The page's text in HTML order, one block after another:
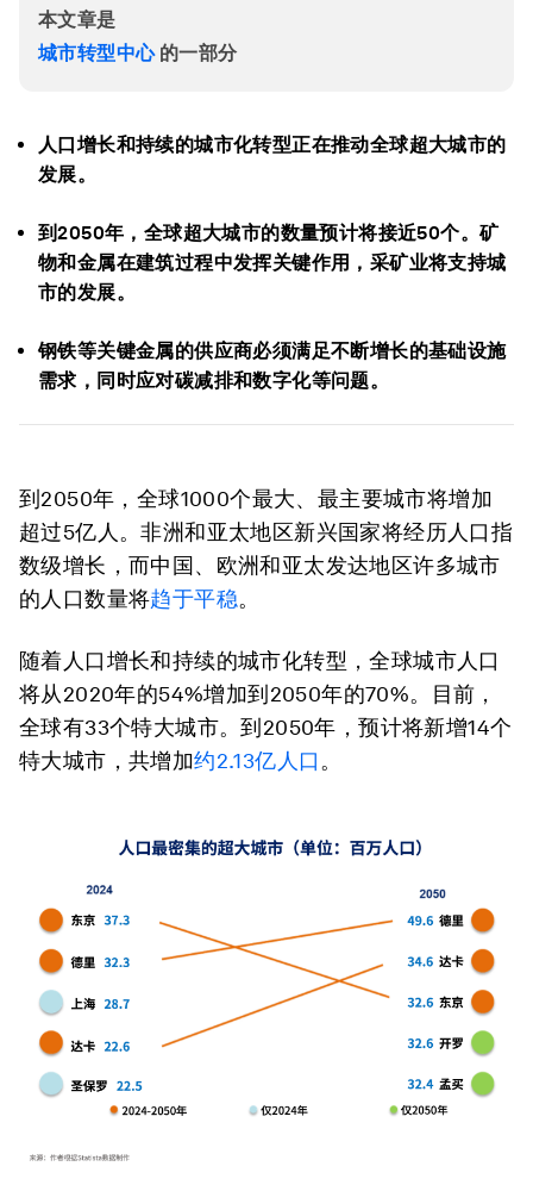
本文章是
城市转型中心的一部分
人口增长和持续的城市化转型正在推动全球超大城市的
发展。
到2050年，全球超大城市的数量预计将接近50个。矿
物和金属在建筑过程中发挥关键作用，采矿业将支持城
市的发展。
钢铁等关键金属的供应商必须满足不断增长的基础设施
需求，同时应对碳减排和数字化等问题。
到2050年，全球1000个最大、最主要城市将增加
超过5亿人。非洲和亚太地区新兴国家将经历人口指
数级增长，而中国、欧洲和亚太发达地区许多城市
的人口数量将趋于平稳。
随着人口增长和持续的城市化转型，全球城市人口
将从2020年的54%增加到2050年的70%。目前，
全球有33个特大城市。到2050年，预计将新增14个
特大城市，共增加约2.13亿人口 。